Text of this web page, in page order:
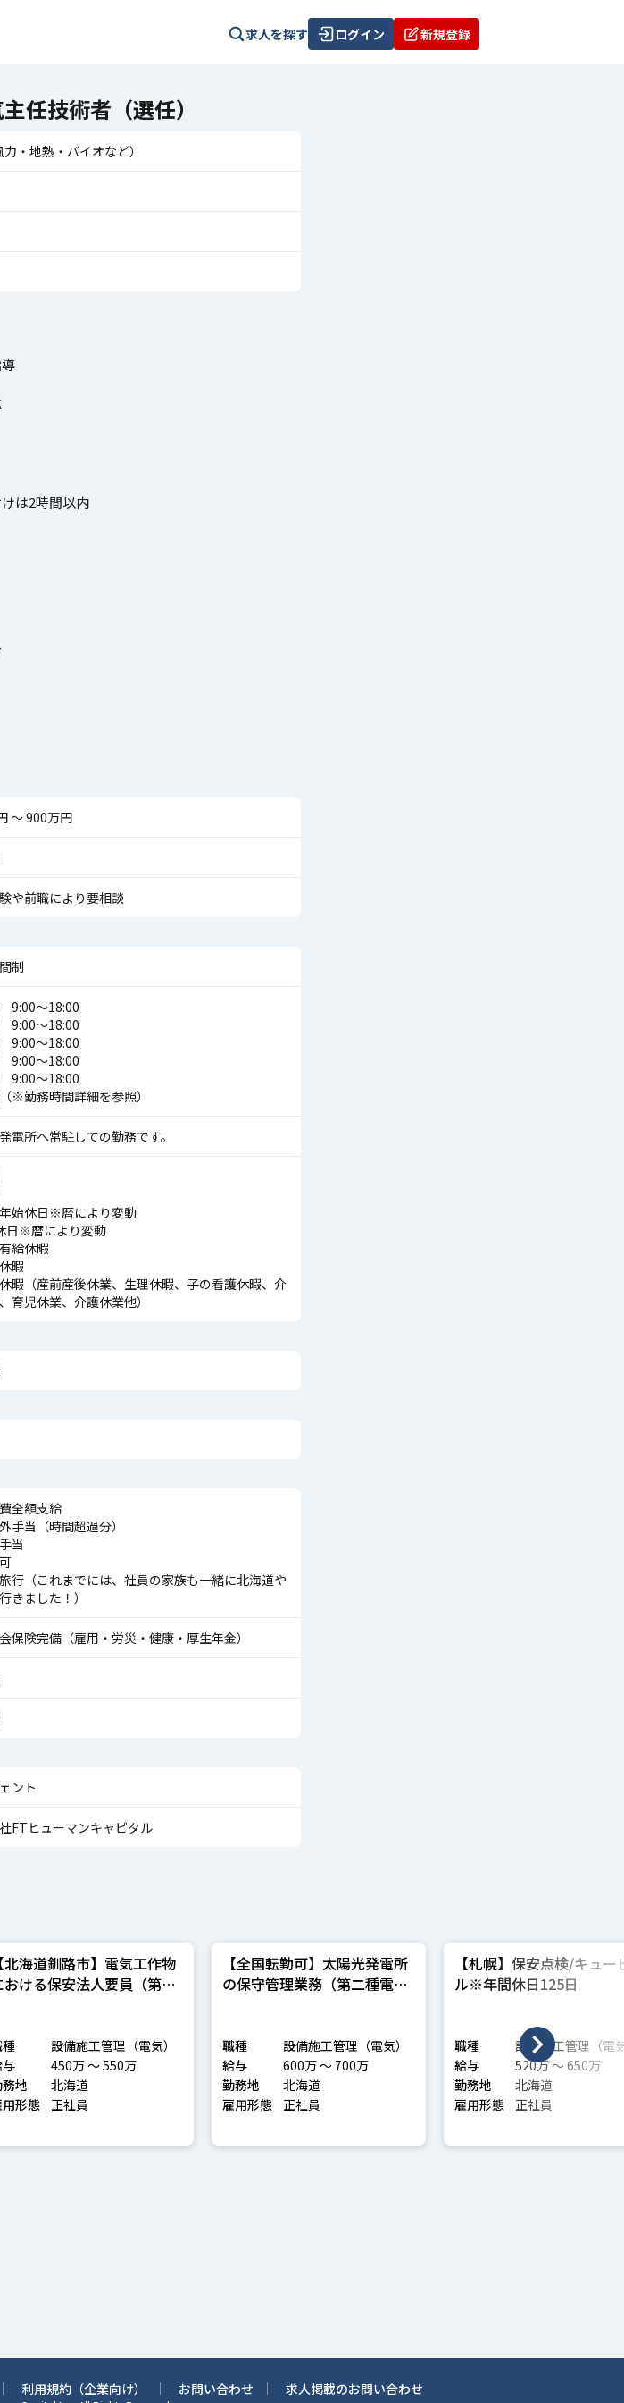
求人を探す ログイン 新規登録
任技術者（選任）
・地熱・バイオなど）
は2時間以内
〜 900万円
や前職により要相談
制
9:00〜18:00
9:00〜18:00
9:00〜18:00
9:00〜18:00
9:00〜18:00
※勤務時間詳細を参照）
電所へ常駐しての勤務です。
始休日※暦により変動
日※暦により変動
給休暇
暇
暇（産前産後休業、生理休暇、子の看護休暇、介
育児休業、介護休業他）
全額支給
手当（時間超過分）
当
行（これまでには、社員の家族も一緒に北海道や
きました！）
保険完備（雇用・労災・健康・厚生年金）
ント
FTヒューマンキャピタル
【北海道釧路市】電気工作物
おける保安法人要員（第三
設備施工管理（電気）
450万 〜 550万
地
北海道
形態
正社員
【全国転勤可】太陽光発電所
の保守管理業務（第二種電気
職種
設備施工管理（電気）
給与
600万 〜 700万
勤務地
北海道
雇用形態
正社員
【札幌】保安点検/キュー
ル※年間休日125日
職種
設備施工管理（電
給与
520万 〜 650万
勤務地
北海道
雇用形態
正社員
利用規約（企業向け） お問い合わせ 求人掲載のお問い合わせ